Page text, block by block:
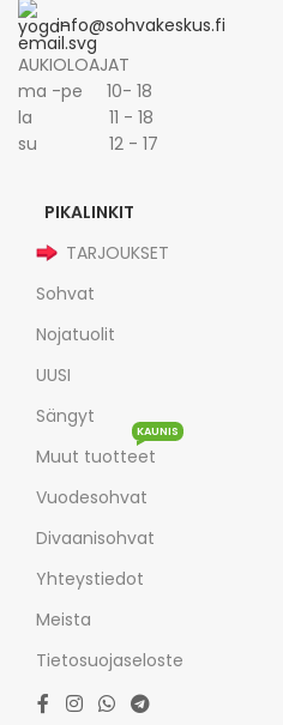
info@sohvakeskus.fi
AUKIOLOAJAT
ma -pe 10- 18
la 11 - 18
su 12 - 17
PIKALINKIT
TARJOUKSET
Sohvat
Nojatuolit
UUSI
Sängyt
Muut tuotteet
KAUNIS
Vuodesohvat
Divaanisohvat
Yhteystiedot
Meista
Tietosuojaseloste